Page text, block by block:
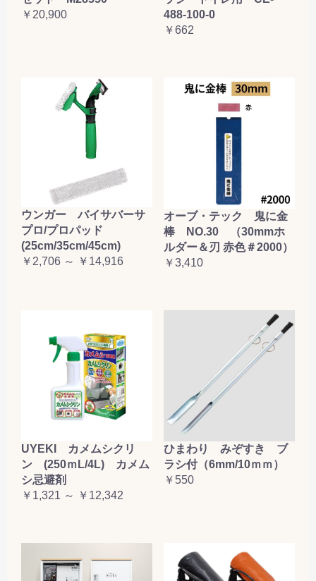
￥20,900
488-100-0
￥662
ウンガー バイサバーサ
プロ/プロパッド
(25cm/35cm/45cm)
￥2,706 ～ ￥14,916
オーブ・テック 鬼に金
棒 NO.30 （30mmホ
ルダー＆刃 赤色＃2000）
￥3,410
UYEKI カメムシクリ
ン (250ｍL/4L) カメム
シ忌避剤
￥1,321 ～ ￥12,342
ひまわり みぞすき ブ
ラシ付（6mm/10ｍｍ）
￥550